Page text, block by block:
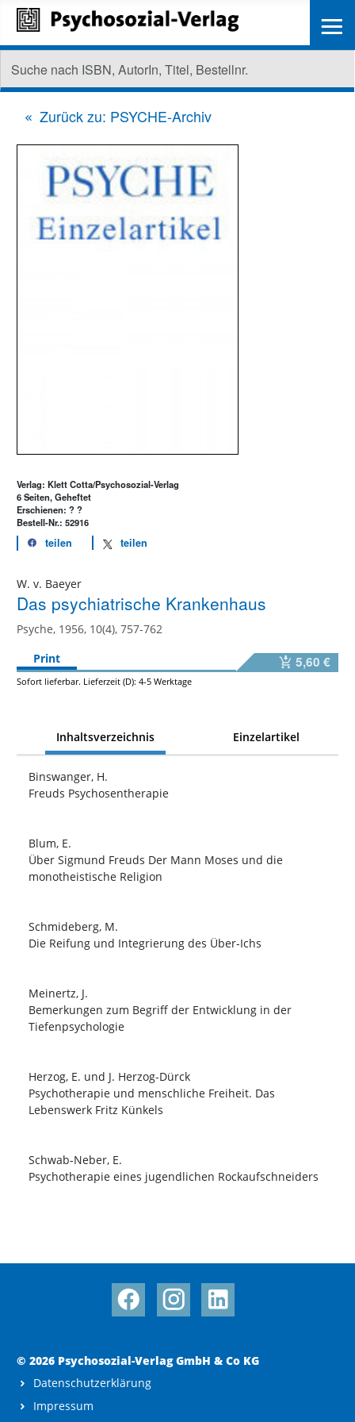
Zurück zu: PSYCHE-Archiv
Verlag: Klett Cotta/Psychosozial-Verlag
6 Seiten, Geheftet
Erschienen: ? ?
Bestell-Nr.: 52916
teilen teilen
W. v. Baeyer
Das psychiatrische Krankenhaus
Psyche, 1956, 10(4), 757-762
Print
5,60 €
Sofort lieferbar. Lieferzeit (D): 4-5 Werktage
Inhaltsverzeichnis Einzelartikel
Binswanger, H.
Freuds Psychosentherapie
Blum, E.
Über Sigmund Freuds Der Mann Moses und die
monotheistische Religion
Schmideberg, M.
Die Reifung und Integrierung des Über-Ichs
Meinertz, J.
Bemerkungen zum Begriff der Entwicklung in der
Tiefenpsychologie
Herzog, E. und J. Herzog-Dürck
Psychotherapie und menschliche Freiheit. Das
Lebenswerk Fritz Künkels
Schwab-Neber, E.
Psychotherapie eines jugendlichen Rockaufschneiders
© 2026 Psychosozial-Verlag GmbH & Co KG
Datenschutzerklärung
Impressum
≡